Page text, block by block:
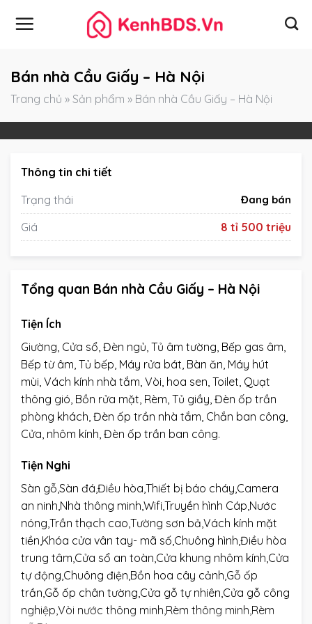
Bán nhà Cầu Giấy – Hà Nội
Trang chủ » Sản phẩm » Bán nhà Cầu Giấy – Hà Nội
Thông tin chi tiết
Trạng thái
Đang bán
Giá 8 tỉ 500 triệu
Tổng quan Bán nhà Cầu Giấy – Hà Nội
Tiện Ích
Giường, Cửa sổ, Đèn ngủ, Tủ âm tường, Bếp gas âm,
Bếp từ âm, Tủ bếp, Máy rửa bát, Bàn ăn, Máy hút
mùi, Vách kính nhà tắm, Vòi, hoa sen, Toilet, Quạt
thông gió, Bồn rửa mặt, Rèm, Tủ giầy, Đèn ốp trần
phòng khách, Đèn ốp trần nhà tắm, Chắn ban công,
Cửa, nhôm kính, Đèn ốp trần ban công.
Tiện Nghi
Sàn gỗ,Sàn đá,Điều hòa,Thiết bị báo cháy,Camera
an ninh,Nhà thông minh,Wifi,Truyền hình Cáp,Nước
nóng,Trần thạch cao,Tường sơn bả,Vách kính mặt
tiền,Khóa cửa vân tay- mã số,Chuông hình,Điều hòa
trung tâm,Cửa sổ an toàn,Cửa khung nhôm kính,Cửa
tự động,Chuông điện,Bồn hoa cây cảnh,Gỗ ốp
trần,Gỗ ốp chân tường,Cửa gỗ tự nhiên,Cửa gỗ công
nghiệp,Vòi nước thông minh,Rèm thông minh,Rèm